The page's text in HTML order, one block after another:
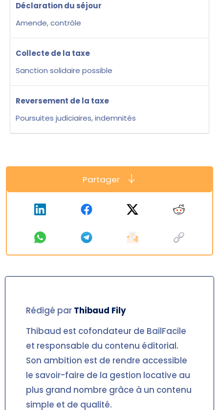
Déclaration du séjour
Amende, contrôle
Collecte de la taxe
Sanction solidaire possible
Reversement de la taxe
Poursuites judiciaires, indemnités
Partager
Rédigé par Thibaud Fily
Thibaud est cofondateur de BailFacile
et responsable du contenu éditorial.
Son ambition est de rendre accessible
le savoir-faire de la gestion locative au
plus grand nombre grâce à un contenu
simple et de qualité.